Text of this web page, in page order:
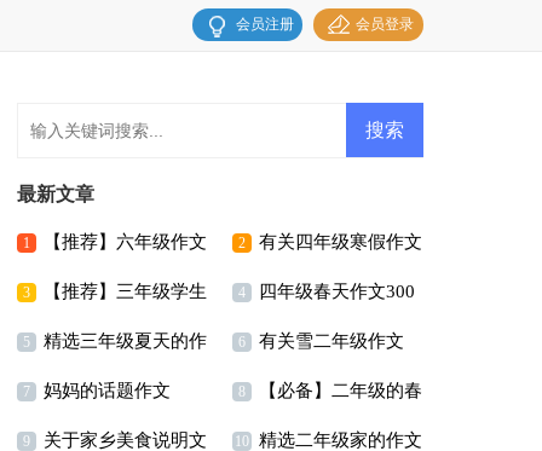
会员登录
会员注册
最新文章
1 【推荐】六年级作文
300字锦集8篇
2 有关四年级寒假作文
7篇
3 【推荐】三年级学生
作文8篇
4 四年级春天作文300
字集锦八篇
5 精选三年级夏天的作
文合集7篇
6 有关雪二年级作文
300字汇总五篇
7 妈妈的话题作文 8 【必备】二年级的春
天作文合集5篇
9 关于家乡美食说明文 10 精选二年级家的作文